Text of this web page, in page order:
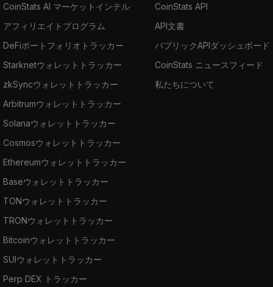
CoinStats AI マーケットインテル
アフィリエイトプログラム
DeFiポートフォリオトラッカー
Starknetウォレットトラッカー
zkSyncウォレットトラッカー
Arbitrumウォレットトラッカー
Solanaウォレットトラッカー
Cosmosウォレットトラッカー
Ethereumウォレットトラッカー
Baseウォレットトラッカー
TONウォレットトラッカー
TRONウォレットトラッカー
Bitcoinウォレットトラッカー
SUIウォレットトラッカー
Perp DEX トラッカー
CoinStats API
API文書
パブリックAPIダッシュボード
CoinStats ニュースフィード
私たちについて